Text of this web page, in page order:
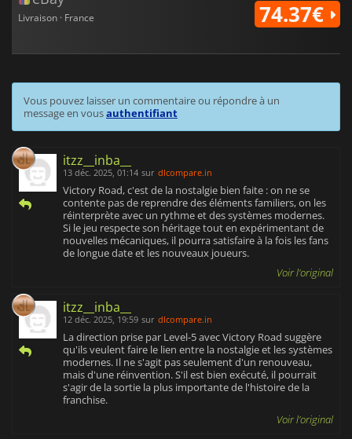
Livraison · France 74.37€
Vous pouvez laisser un commentaire ou répondre à un
message en vousauthentifiant
itzz__inba__
13 déc. 2025, 01:14 sur dlcompare.in
Victory Road, c'est de la nostalgie bien faite : on ne se
contente pas de reprendre des éléments familiers, on les
réinterprète avec un rythme et des systèmes modernes.
Si le jeu respecte son héritage tout en expérimentant de
nouvelles mécaniques, il pourra satisfaire à la fois les fans
de longue date et les nouveaux joueurs.
Voir l'original
itzz__inba__
12 déc. 2025, 19:59 sur dlcompare.in
La direction prise par Level-5 avec Victory Road suggère
qu'ils veulent faire le lien entre la nostalgie et les systèmes
modernes. Il ne s'agit pas seulement d'un renouveau,
mais d'une réinvention. S'il est bien exécuté, il pourrait
s'agir de la sortie la plus importante de l'histoire de la
franchise.
Voir l'original